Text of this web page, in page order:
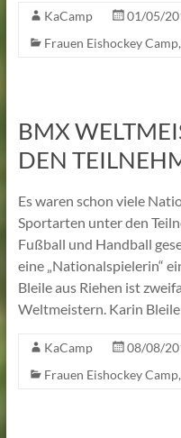
KaCamp
01/05/
Frauen Eishockey Camp,
BMX
DEN
Es waren schon viele
Sportarten unter den
Fußball und Handball
eine „Nationalspielerin“
Bleile aus Riehen ist
Weltmeistern. Karin
KaCamp
08/08/
Frauen Eishockey Camp,